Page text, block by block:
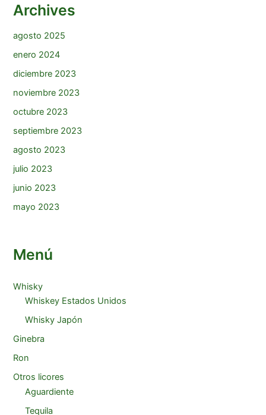
Archives
agosto 2025
enero 2024
diciembre 2023
noviembre 2023
octubre 2023
septiembre 2023
agosto 2023
julio 2023
junio 2023
mayo 2023
Menú
Whisky
Whiskey Estados Unidos
Whisky Japón
Ginebra
Ron
Otros licores
Aguardiente
Tequila